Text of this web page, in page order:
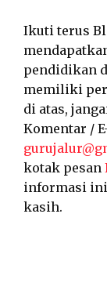
Ikuti terus
pendidikan
memiliki
di atas,
Komentar /
kotak pesan
informasi ini
kasih.